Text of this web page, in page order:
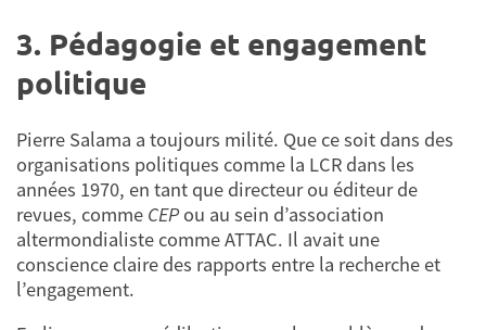
3. Pédagogie et engagement
politique
Pierre Salama a toujours milité. Que ce soit dans des
organisations politiques comme la LCR dans les
années 1970, en tant que directeur ou éditeur de
revues, comme CEPou au sein d’association
altermondialiste comme ATTAC. Il avait une
conscience claire des rapports entre la recherche et
l’engagement.